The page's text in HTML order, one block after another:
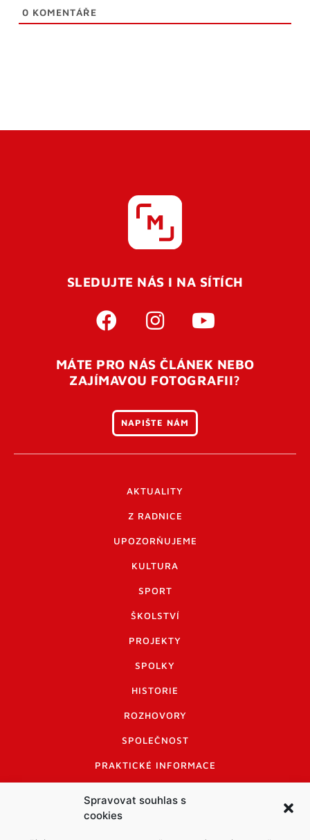
Spravovat souhlas s
cookies
0 KOMENTÁŘE
SLEDUJTE NÁS I NA SÍTÍCH
MÁTE PRO NÁS ČLÁNEK NEBO
ZAJÍMAVOU FOTOGRAFII?
NAPIŠTE NÁM
AKTUALITY
Z RADNICE
UPOZORŇUJEME
KULTURA
SPORT
ŠKOLSTVÍ
PROJEKTY
SPOLKY
HISTORIE
ROZHOVORY
SPOLEČNOST
PRAKTICKÉ INFORMACE
INFORMACE A KODEX DISKUTUJÍCÍCH